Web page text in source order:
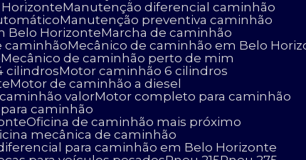
Horizonte
Manutenção diferencial caminhão
Manutenção preventiva caminhão
Belo Horizonte
Marcha de caminhão
caminhão
Mecânico de caminhão em Belo
Mecânico de caminhão perto de mim
cilindros
Motor caminhão 6 cilindros
Motor de caminhão a diesel
caminhão valor
Motor completo para caminhão
para caminhão
Oficina de caminhão mais próximo
mecânica de caminhão
diferencial para caminhão em Belo Horizonte